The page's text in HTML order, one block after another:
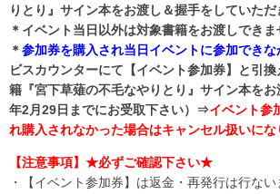
りとり』サイン本をお渡し＆握手をしていただ
＊イベント当日以外は対象書籍をお渡しできま
＊参加券を購入され当日イベントに参加できな
ビスカウンターにて【イベント参加券】と引
籍『宮下草薙の不毛なやりとり』サイン本を
年2月29日までにお受取下さい）⇒イベント参
れ購入されなかった場合はキャンセル扱いにな
【注意事項】★必ずご確認下さい★
・【イベント参加券】は返金・再発行は行な